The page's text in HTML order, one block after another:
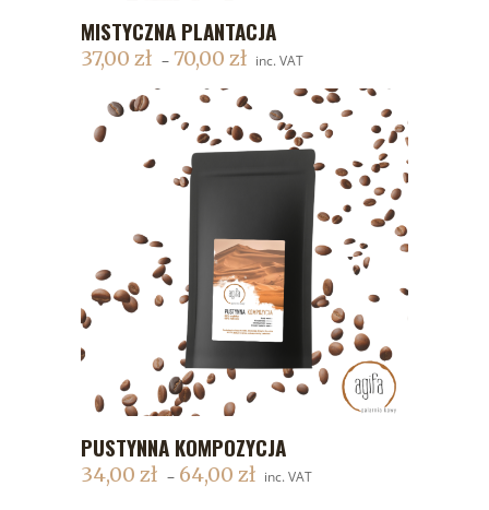
DODAJ DO KOSZYKA
MISTYCZNA PLANTACJA
37,00 zł – 70,00 zł inc. VAT
DODAJ DO KOSZYKA
PUSTYNNA KOMPOZYCJA
34,00 zł – 64,00 zł inc. VAT